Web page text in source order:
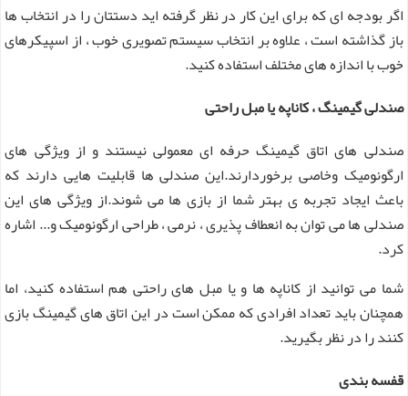
اگر بودجه ای که برای این کار در نظر گرفته اید دستتان را در انتخاب ها
باز گذاشته است ، علاوه بر انتخاب سیستم تصویری خوب ، از اسپیکرهای
خوب با اندازه های مختلف استفاده کنید.
صندلی گیمینگ ، کاناپه یا مبل راحتی
صندلی های اتاق گیمینگ حرفه ای معمولی نیستند و از ویژگی های
ارگونومیک وخاصی برخوردارند.این صندلی ها قابلیت هایی دارند که
باعث ایجاد تجربه ی بهتر شما از بازی ها می شوند.از ویژگی های این
صندلی ها می توان به انعطاف پذیری ، نرمی ، طراحی ارگونومیک و... اشاره
کرد.
شما می توانید از کاناپه ها و یا مبل های راحتی هم استفاده کنید، اما
همچنان باید تعداد افرادی که ممکن است در این اتاق های گیمینگ بازی
کنند را در نظر بگیرید.
قفسه بندی